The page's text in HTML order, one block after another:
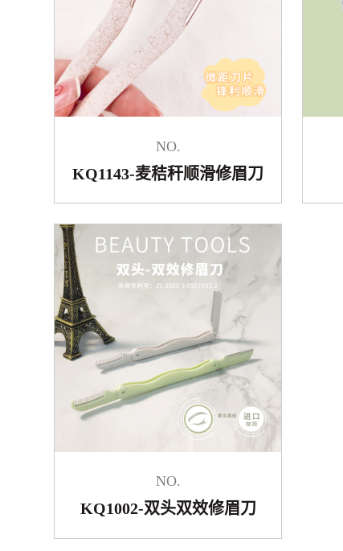
NO.
KQ1143-麦秸秆顺滑修眉刀
NO.
KQ1002-双头双效修眉刀